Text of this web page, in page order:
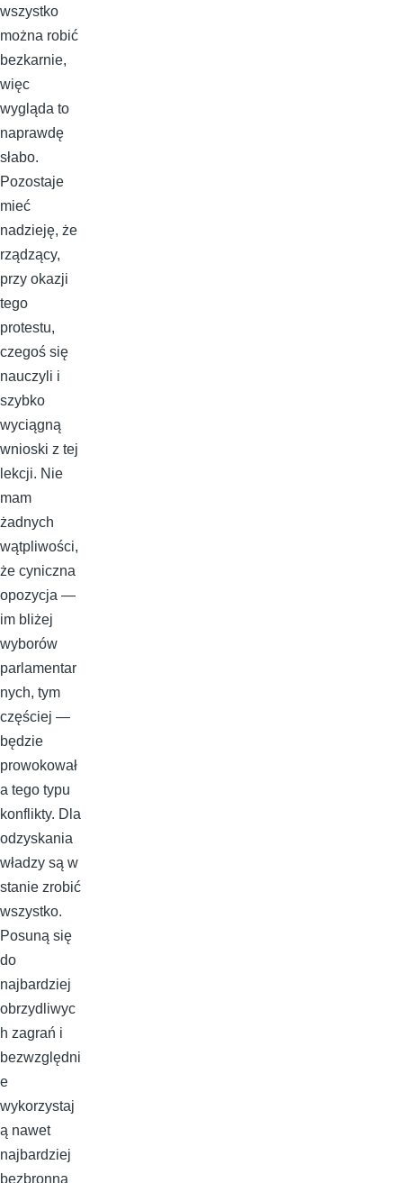
wszystko
można robić
bezkarnie,
więc
wygląda to
naprawdę
słabo.
Pozostaje
mieć
nadzieję, że
rządzący,
przy okazji
tego
protestu,
czegoś się
nauczyli i
szybko
wyciągną
wnioski z tej
lekcji. Nie
mam
żadnych
wątpliwości,
że cyniczna
opozycja —
im bliżej
wyborów
parlamentar
nych, tym
częściej —
będzie
prowokował
a tego typu
konflikty. Dla
odzyskania
władzy są w
stanie zrobić
wszystko.
Posuną się
do
najbardziej
obrzydliwyc
h zagrań i
bezwzględni
e
wykorzystaj
ą nawet
najbardziej
bezbronną